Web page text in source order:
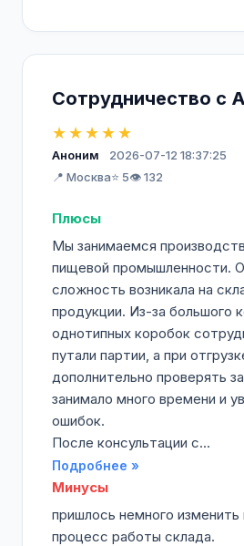
Сотрудничество с
★★★★★
Аноним
2026-07-12 18:37:25
📍 Москва⭐ 5👁️ 132
Плюсы
Мы занимаемся
пищевой промышленности.
сложность возникала на
продукции. Из-за большого
однотипных коробок
путали партии, а при
дополнительно проверять
занимало много времени и
ошибок.
После консультации с...
Подробнее »
Минусы
пришлось немного изменить
процесс работы склада.